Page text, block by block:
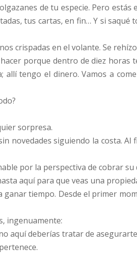
de tu especie. Pero
tus cartas, en fin… Y si
crispadas en el volante. Se
porque dentro de diez horas
allí tengo el dinero. Vamos a
sorpresa.
novedades siguiendo la costa.
por la perspectiva de cobrar su
aquí para que veas una
ganar tiempo. Desde el primer
ingenuamente:
aquí deberías tratar de